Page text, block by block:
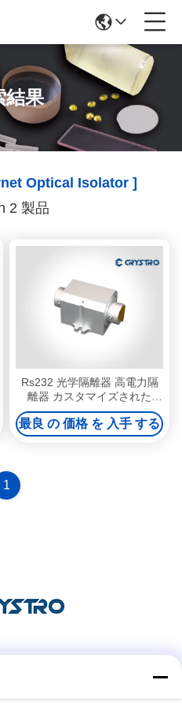
結果
Optical Isolator ]
2 製品
Rs232 光学隔離器 高電力隔
離器 カスタマイズされた
1064nm偏光依存
最良 の 価格 を 入手 する
1